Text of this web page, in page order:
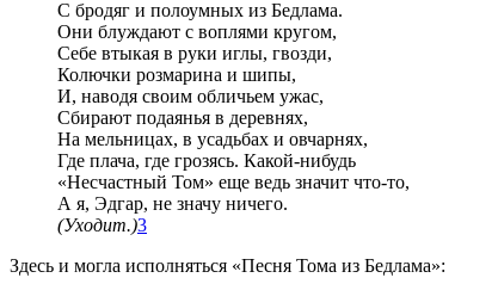
С бродяг и полоумных из Бедлама.
Они блуждают с воплями кругом,
Себе втыкая в руки иглы, гвозди,
Колючки розмарина и шипы,
И, наводя своим обличьем ужас,
Сбирают подаянья в деревнях,
На мельницах, в усадьбах и овчарнях,
Где плача, где грозясь. Какой-нибудь
«Несчастный Том» еще ведь значит что-то,
А я, Эдгар, не значу ничего.
(Уходит.)3
Здесь и могла исполняться «Песня Тома из Бедлама»: